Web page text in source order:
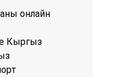
онлайн
Кыргыз